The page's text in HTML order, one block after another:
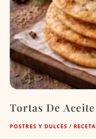
Tortas De Aceite
POSTRES Y DULCES / RECETA